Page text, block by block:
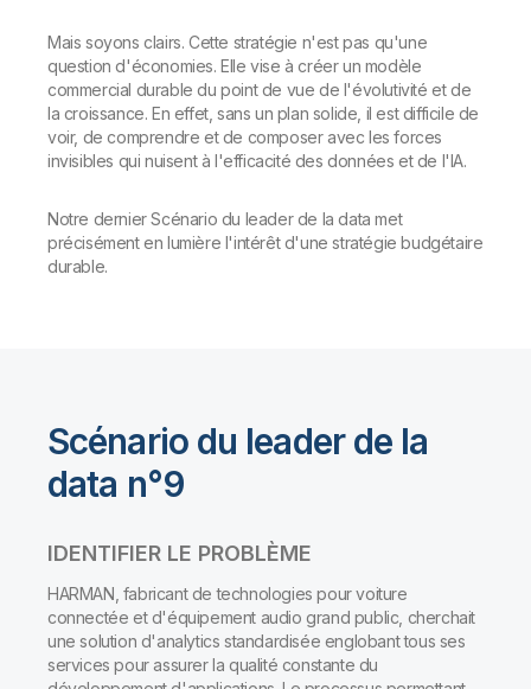
Mais soyons clairs. Cette stratégie n'est pas qu'une
question d'économies. Elle vise à créer un modèle
commercial durable du point de vue de l'évolutivité et de
la croissance. En effet, sans un plan solide, il est difficile de
voir, de comprendre et de composer avec les forces
invisibles qui nuisent à l'efficacité des données et de l'IA.
Notre dernier Scénario du leader de la data met
précisément en lumière l'intérêt d'une stratégie budgétaire
durable.
Scénario du leader de la
data n°9
IDENTIFIER LE PROBLÈME
HARMAN, fabricant de technologies pour voiture
connectée et d'équipement audio grand public, cherchait
une solution d'analytics standardisée englobant tous ses
services pour assurer la qualité constante du